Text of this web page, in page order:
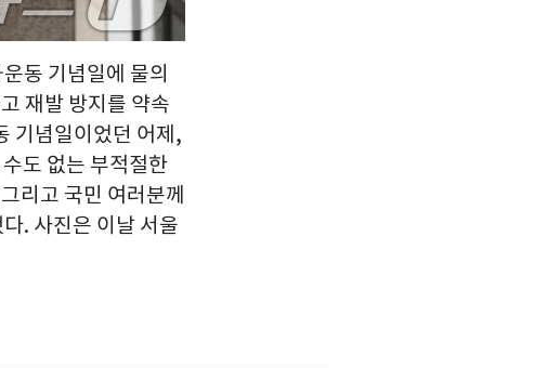
동 기념일에 물의
재발 방지를 약속
기념일이었던 어제,
도 없는 부적절한
리고 국민 여러분께
. 사진은 이날 서울